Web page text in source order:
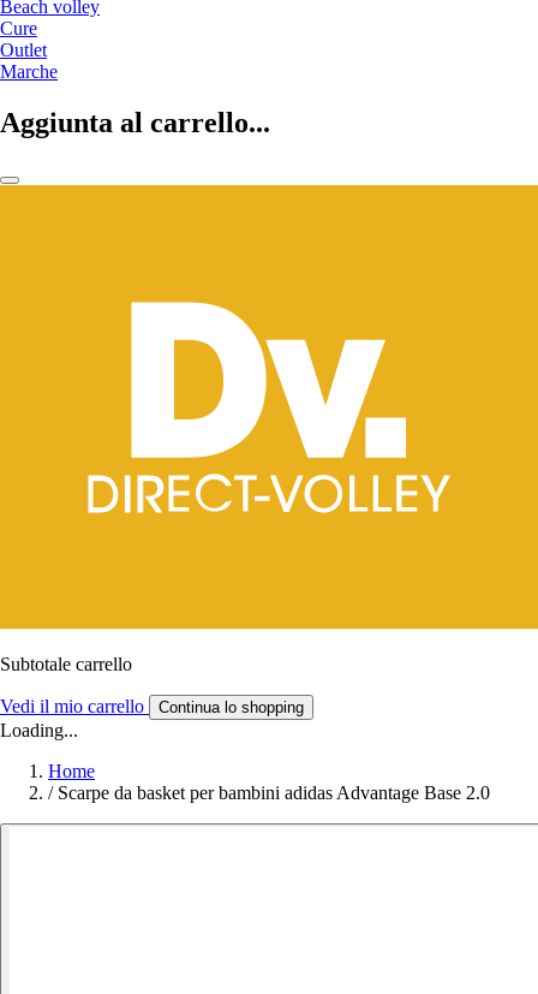
Beach volley
Cure
Outlet
Marche
Aggiunta al carrello...
Subtotale carrello
Vedi il mio carrello Continua lo shopping
Loading...
Home
/ Scarpe da basket per bambini adidas Advantage Base 2.0